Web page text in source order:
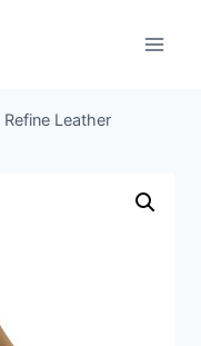
Leather